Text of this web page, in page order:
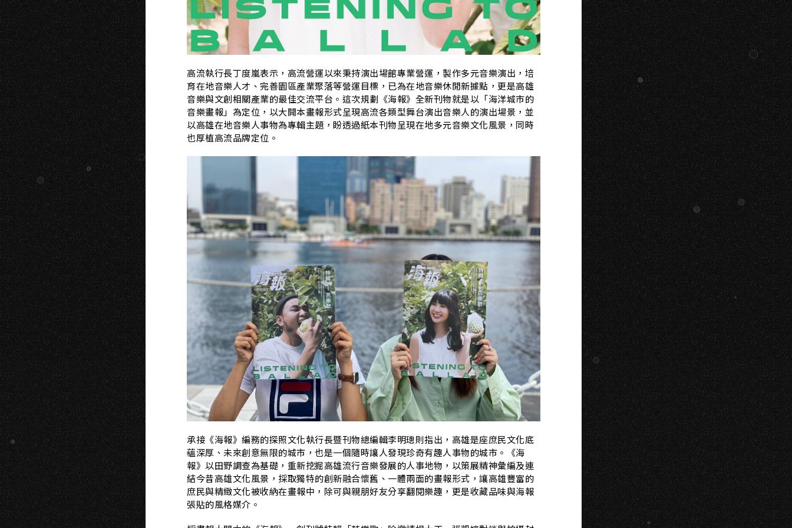
高流執行長丁度嵐表示，高流營運以來秉持演出場館專業營運，製作多元音樂演出，培
育在地音樂人才、完善園區產業聚落等營運目標，已為在地音樂休閒新據點，更是高雄
音樂與文創相關產業的最佳交流平台。這次規劃《海報》全新刊物就是以「海洋城市的
音樂畫報」為定位，以大開本畫報形式呈現高流各類型舞台演出音樂人的演出場景，並
以高雄在地音樂人事物為專輯主題，盼透過紙本刊物呈現在地多元音樂文化風景，同時
也厚植高流品牌定位。
承接《海報》編務的探照文化執行長暨刊物總編輯李明璁則指出，高雄是座庶民文化底
蘊深厚、未來創意無限的城市，也是一個隨時讓人發現珍奇有趣人事物的城市。《海
報》以田野調查為基礎，重新挖掘高雄流行音樂發展的人事地物，以策展精神彙編及連
結今昔高雄文化風景，採取獨特的創新融合懷舊、一體兩面的畫報形式，讓高雄豐富的
庶民與精緻文化被收納在畫報中，除可與親朋好友分享翻閱樂趣，更是收藏品味與海報
張貼的風格媒介。